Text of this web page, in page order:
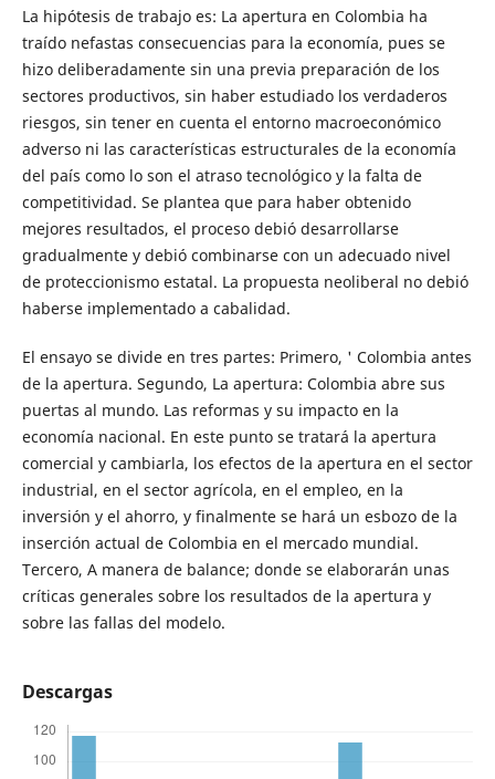
La hipótesis de trabajo es: La apertura en Colombia ha
traído nefastas consecuencias para la economía, pues se
hizo deliberadamente sin una previa preparación de los
sectores productivos, sin haber estudiado los verdaderos
riesgos, sin tener en cuenta el entorno macroeconómico
adverso ni las características estructurales de la economía
del país como lo son el atraso tecnológico y la falta de
competitividad. Se plantea que para haber obtenido
mejores resultados, el proceso debió desarrollarse
gradualmente y debió combinarse con un adecuado nivel
de proteccionismo estatal. La propuesta neoliberal no debió
haberse implementado a cabalidad.
El ensayo se divide en tres partes: Primero, ' Colombia antes
de la apertura. Segundo, La apertura: Colombia abre sus
puertas al mundo. Las reformas y su impacto en la
economía nacional. En este punto se tratará la apertura
comercial y cambiarla, los efectos de la apertura en el sector
industrial, en el sector agrícola, en el empleo, en la
inversión y el ahorro, y finalmente se hará un esbozo de la
inserción actual de Colombia en el mercado mundial.
Tercero, A manera de balance; donde se elaborarán unas
críticas generales sobre los resultados de la apertura y
sobre las fallas del modelo.
Descargas